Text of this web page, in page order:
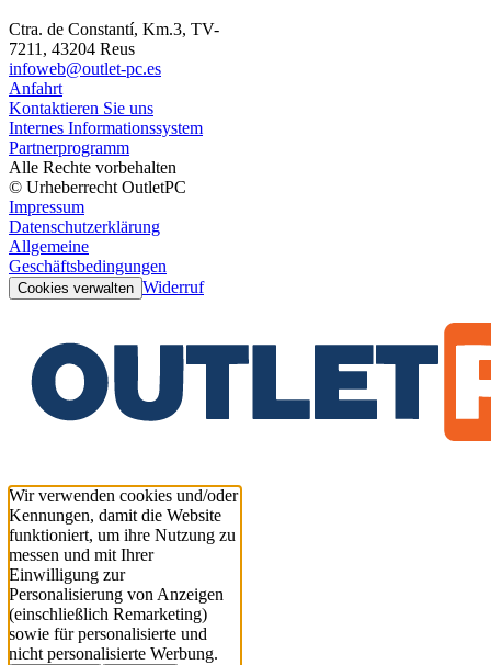
Ctra. de Constantí, Km.3, TV-
7211, 43204 Reus
infoweb@outlet-pc.es
Anfahrt
Kontaktieren Sie uns
Internes Informationssystem
Partnerprogramm
Alle Rechte vorbehalten
© Urheberrecht OutletPC
Impressum
Datenschutzerklärung
Allgemeine
Geschäftsbedingungen
Cookies verwalten Widerruf
Wir verwenden cookies und/oder
Kennungen, damit die Website
funktioniert, um ihre Nutzung zu
messen und mit Ihrer
Einwilligung zur
Personalisierung von Anzeigen
(einschließlich Remarketing)
sowie für personalisierte und
nicht personalisierte Werbung.